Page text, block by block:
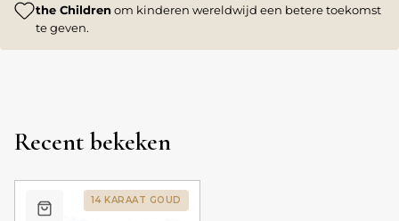
the Children om kinderen wereldwijd een betere toekomst
te geven.
Recent bekeken
14 KARAAT GOUD